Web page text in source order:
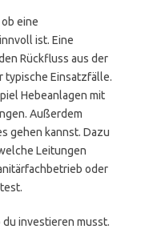
eine
ist. Eine
Rückfluss aus der
typische Einsatzfälle.
Hebeanlagen mit
Außerdem
gehen kannst. Dazu
Leitungen
oder
investieren musst.